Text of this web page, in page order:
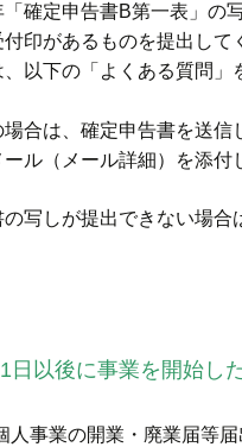
確定申告書B第一表」の
印があるものを提出して
以下の「よくある質問」
合は、確定申告書を送信
ル（メール詳細）を添付
写しが提出できない場合
日以後に事業を開始し
人事業の開業・廃業届等